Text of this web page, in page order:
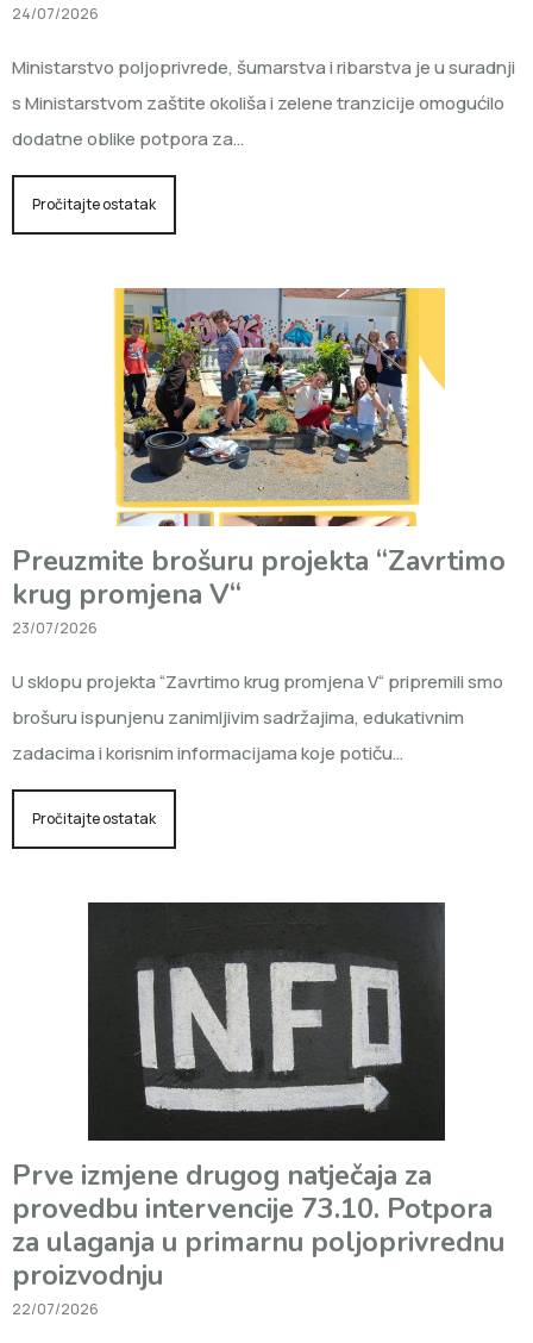
24/07/2026
Ministarstvo poljoprivrede, šumarstva i ribarstva je u suradnji
s Ministarstvom zaštite okoliša i zelene tranzicije omogućilo
dodatne oblike potpora za…
Pročitajte ostatak
Preuzmite brošuru projekta “Zavrtimo
krug promjena V“
23/07/2026
U sklopu projekta “Zavrtimo krug promjena V“ pripremili smo
brošuru ispunjenu zanimljivim sadržajima, edukativnim
zadacima i korisnim informacijama koje potiču…
Pročitajte ostatak
Prve izmjene drugog natječaja za
provedbu intervencije 73.10. Potpora
za ulaganja u primarnu poljoprivrednu
proizvodnju
22/07/2026